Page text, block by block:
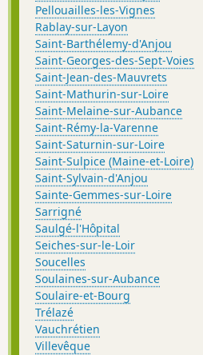
Pellouailles-les-Vignes
Rablay-sur-Layon
Saint-Barthélemy-d'Anjou
Saint-Georges-des-Sept-Voies
Saint-Jean-des-Mauvrets
Saint-Mathurin-sur-Loire
Saint-Melaine-sur-Aubance
Saint-Rémy-la-Varenne
Saint-Saturnin-sur-Loire
Saint-Sulpice (Maine-et-Loire)
Saint-Sylvain-d'Anjou
Sainte-Gemmes-sur-Loire
Sarrigné
Saulgé-l'Hôpital
Seiches-sur-le-Loir
Soucelles
Soulaines-sur-Aubance
Soulaire-et-Bourg
Trélazé
Vauchrétien
Villevêque